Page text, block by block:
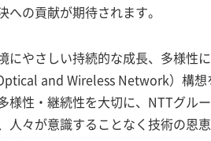
への貢献が期待されます。
にやさしい持続的な成長、多様性
and Wireless Network）構想
様性・継続性を大切に、NTTグル
人々が意識することなく技術の恩